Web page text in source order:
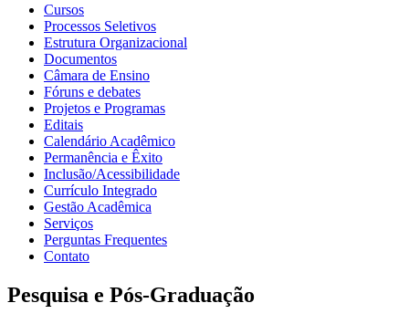
Cursos
Processos Seletivos
Estrutura Organizacional
Documentos
Câmara de Ensino
Fóruns e debates
Projetos e Programas
Editais
Calendário Acadêmico
Permanência e Êxito
Inclusão/Acessibilidade
Currículo Integrado
Gestão Acadêmica
Serviços
Perguntas Frequentes
Contato
Pesquisa e Pós-Graduação